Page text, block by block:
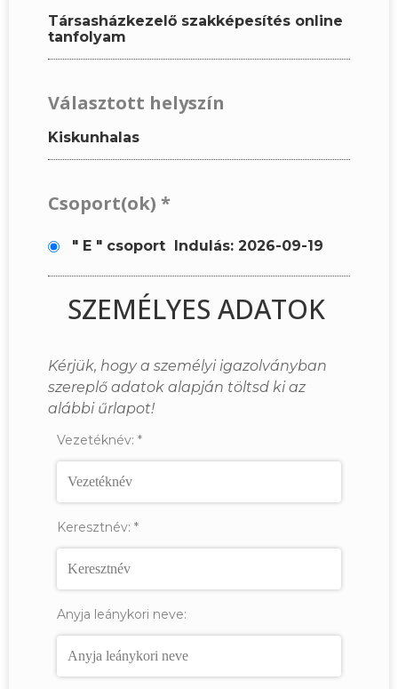
Társasházkezelő szakképesítés online
tanfolyam
Választott helyszín
Kiskunhalas
Csoport(ok) *
" E " csoport Indulás: 2026-09-19
SZEMÉLYES ADATOK
Kérjük, hogy a személyi igazolványban
szereplő adatok alapján töltsd ki az
alábbi űrlapot!
Vezetéknév: *
Keresztnév: *
Anyja leánykori neve: